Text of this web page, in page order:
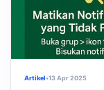
Artikel•13 Apr 2025